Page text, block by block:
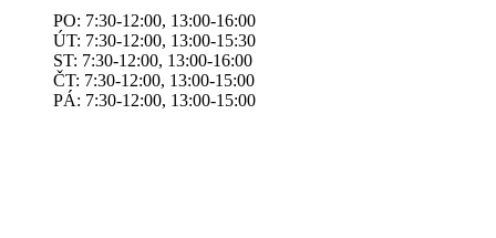
PO: 7:30-12:00, 13:00-16:00
ÚT: 7:30-12:00, 13:00-15:30
ST: 7:30-12:00, 13:00-16:00
ČT: 7:30-12:00, 13:00-15:00
PÁ: 7:30-12:00, 13:00-15:00